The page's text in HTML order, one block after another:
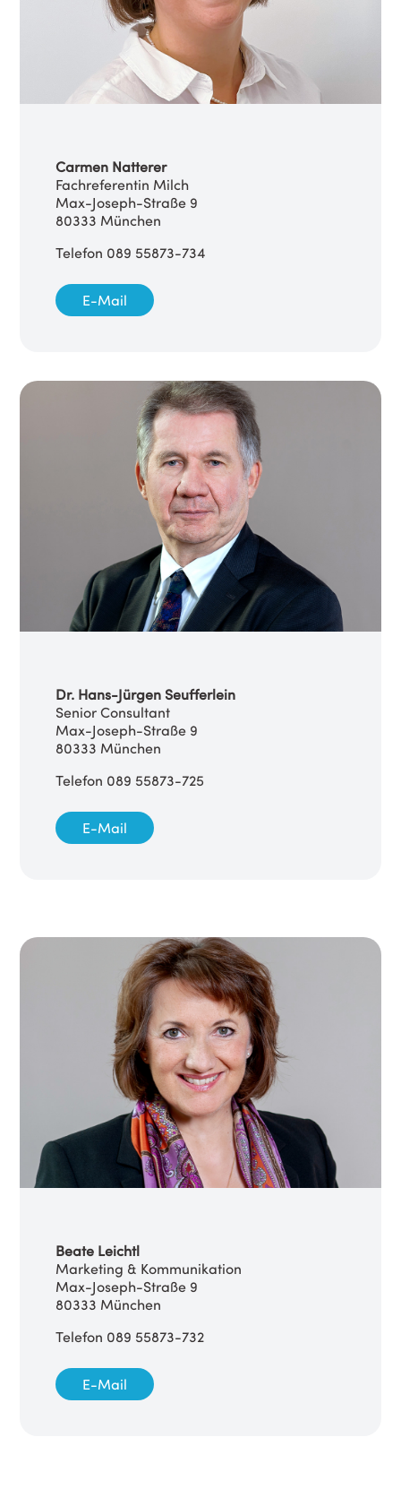
Carmen Natterer
Fachreferentin Milch
Max-Joseph-Straße 9
80333 München
Telefon 089 55873-734
E-Mail
Dr. Hans-Jürgen Seufferlein
Senior Consultant
Max-Joseph-Straße 9
80333 München
Telefon 089 55873-725
E-Mail
Beate Leichtl
Marketing & Kommunikation
Max-Joseph-Straße 9
80333 München
Telefon 089 55873-732
E-Mail